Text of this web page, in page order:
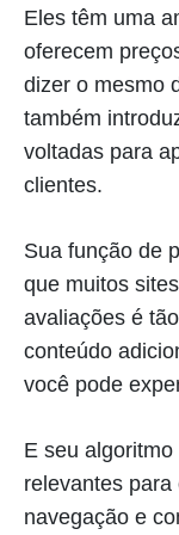
Eles têm uma
oferecem
dizer o mesmo
também
voltadas para
clientes.
Sua função de
que muitos
avaliações é
conteúdo
você pode
E seu algoritmo
relevantes
navegação e